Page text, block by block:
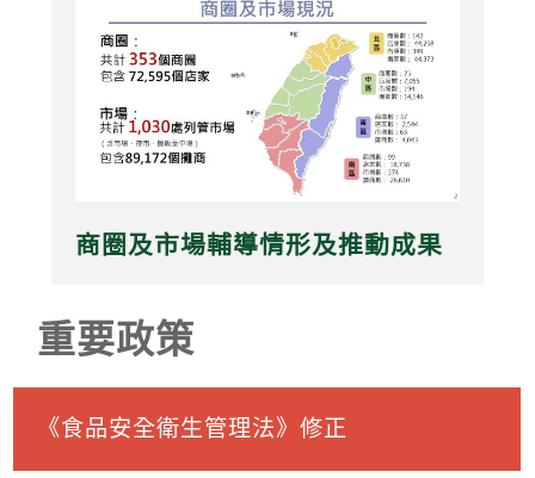
商圈及市場輔導情形及推動成果
重要政策
《食品安全衛生管理法》修正